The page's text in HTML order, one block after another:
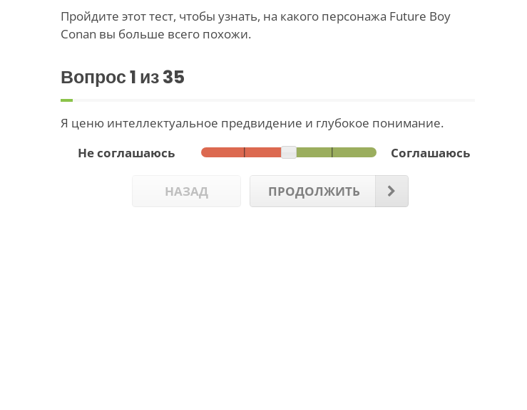
Пройдите этот тест, чтобы узнать, на какого персонажа Future Boy
Conan вы больше всего похожи.
Вопрос1 из 35
Я ценю интеллектуальное предвидение и глубокое понимание.
Не соглашаюсь
Соглашаюсь
НАЗАД ПРОДОЛЖИТЬ